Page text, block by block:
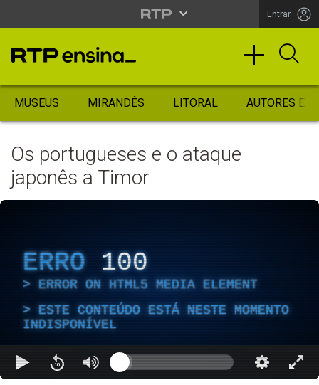
Entrar
MUSEUS MIRANDÊS LITORAL AUTORES
Os portugueses e o ataque
japonês a Timor
ERRO 100
ERROR ON HTML5 MEDIA ELEMENT
ESTE CONTEÚDO ESTÁ NESTE MOMENTO
INDISPONÍVEL